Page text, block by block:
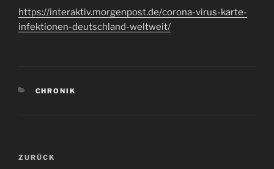
https://interaktiv.morgenpost.de/corona-virus-karte-
infektionen-deutschland-weltweit/
KATEGORIEN
CHRONIK
Beitrags-
Vorheriger
ZURÜCK